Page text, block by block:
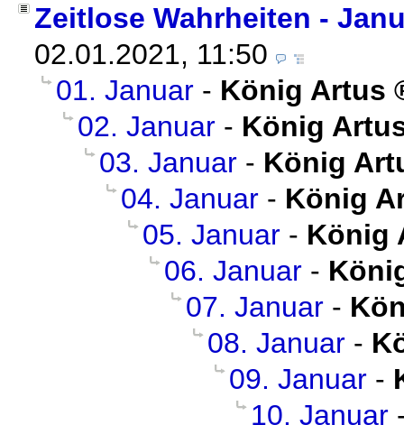
Zeitlose Wahrheiten -
02.01.2021, 11:50
01. Januar - König Artus
02. Januar - König
03. Januar - König
04. Januar - König
05. Januar - König
06. Januar -
07. Januar -
08. Januar -
09. Januar -
10. Januar